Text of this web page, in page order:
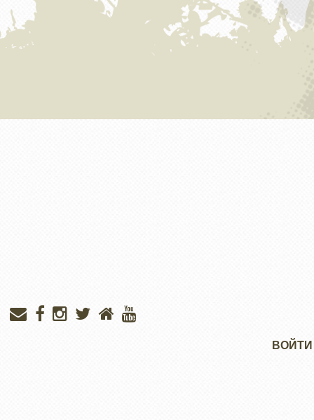
ВОЙТИ